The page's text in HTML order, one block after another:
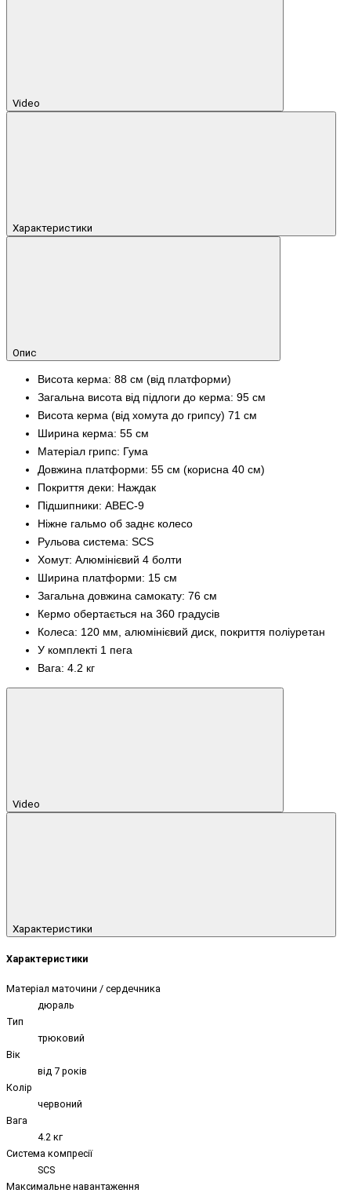
Video
Характеристики
Опис
Висота керма: 88 см (від платформи)
Загальна висота від підлоги до керма: 95 см
Висота керма (від хомута до грипсу) 71 см
Ширина керма: 55 см
Матеріал грипс: Гума
Довжина платформи: 55 см (корисна 40 см)
Покриття деки: Наждак
Підшипники: ABEC-9
Ніжне гальмо об заднє колесо
Рульова система: SCS
Хомут: Алюмінієвий 4 болти
Ширина платформи: 15 см
Загальна довжина самокату: 76 см
Кермо обертається на 360 градусів
Колеса: 120 мм, алюмінієвий диск, покриття поліуретан
У комплекті 1 пега
Вага: 4.2 кг
Video
Характеристики
Характеристики
Матеріал маточини / сердечника
дюраль
Тип
трюковий
Вік
від 7 років
Колір
червоний
Вага
4.2 кг
Система компресії
SCS
Максимальне навантаження